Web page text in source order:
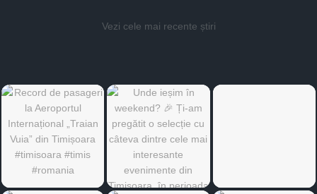
Vezi cele mai recente știri